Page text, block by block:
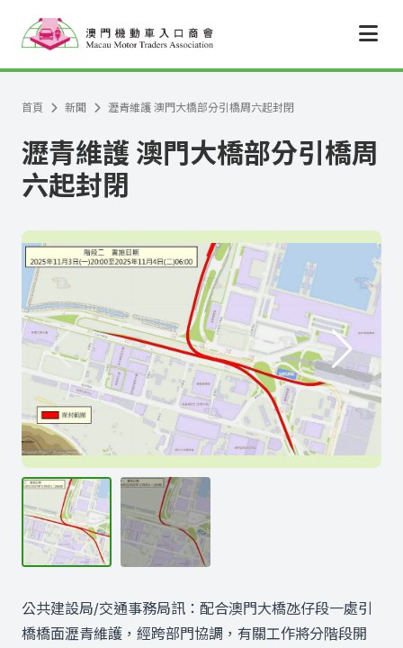
首頁 新聞 瀝青維護 澳門大橋部分引橋周六起封閉
瀝青維護 澳門大橋部分引橋周
六起封閉
公共建設局/交通事務局訊：配合澳門大橋氹仔段一處引
橋橋面瀝青維護，經跨部門協調，有關工作將分階段開